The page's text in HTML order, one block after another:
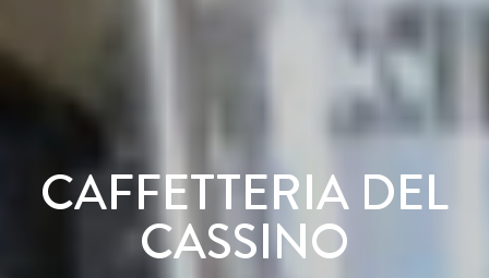
CAFFETTERIA DEL
CASSINO